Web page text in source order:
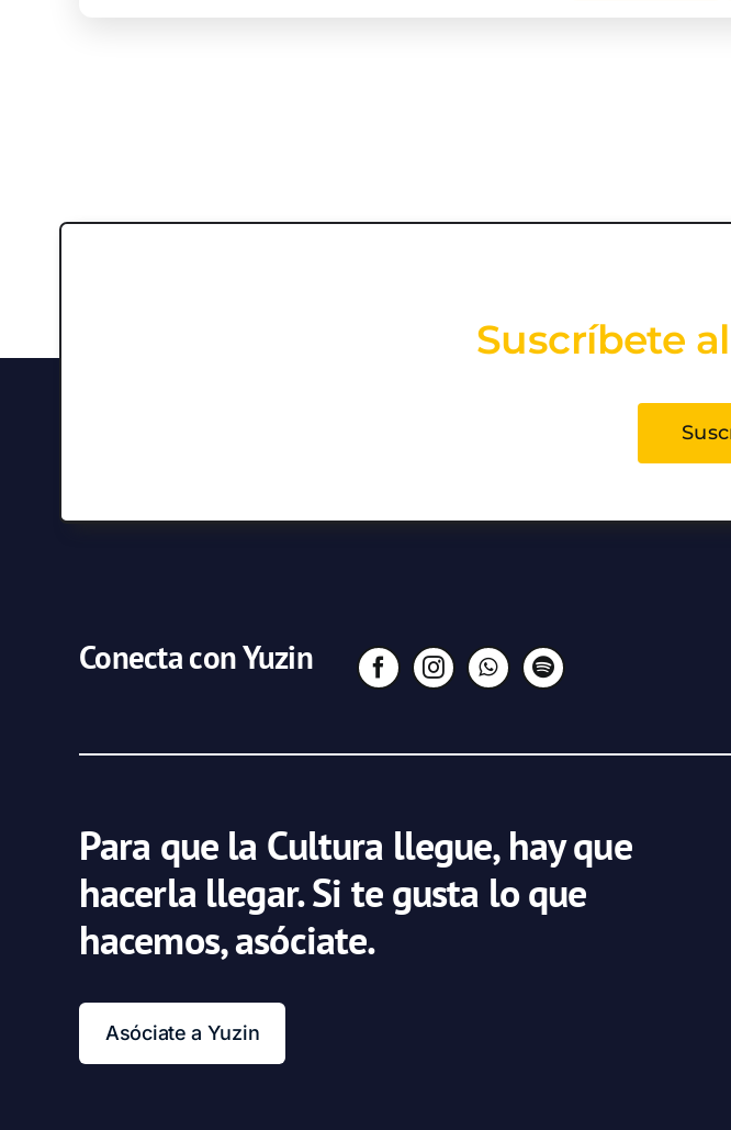
Suscríbete
Conecta con Yuzin
Para que la Cultura llegue, hay que
hacerla llegar. Si te gusta lo que
hacemos, asóciate.
Asóciate a Yuzin